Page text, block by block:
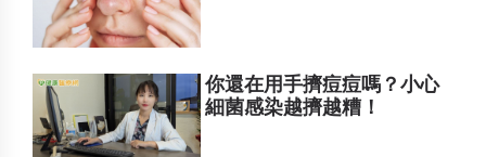
你還在用手擠痘痘嗎？小心
細菌感染越擠越糟！